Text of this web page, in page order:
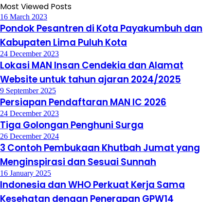
Most Viewed Posts
16 March 2023
Pondok Pesantren di Kota Payakumbuh dan
Kabupaten Lima Puluh Kota
24 December 2023
Lokasi MAN Insan Cendekia dan Alamat
Website untuk tahun ajaran 2024/2025
9 September 2025
Persiapan Pendaftaran MAN IC 2026
24 December 2023
Tiga Golongan Penghuni Surga
26 December 2024
3 Contoh Pembukaan Khutbah Jumat yang
Menginspirasi dan Sesuai Sunnah
16 January 2025
Indonesia dan WHO Perkuat Kerja Sama
Kesehatan dengan Penerapan GPW14